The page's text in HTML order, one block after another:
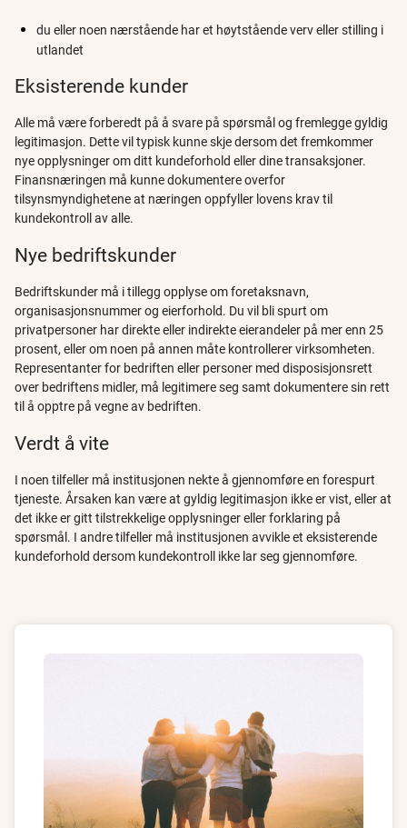
du eller noen nærstående har et høytstående verv eller stilling i
utlandet
Eksisterende kunder
Alle må være forberedt på å svare på spørsmål og fremlegge gyldig
legitimasjon. Dette vil typisk kunne skje dersom det fremkommer
nye opplysninger om ditt kundeforhold eller dine transaksjoner.
Finansnæringen må kunne dokumentere overfor
tilsynsmyndighetene at næringen oppfyller lovens krav til
kundekontroll av alle.
Nye bedriftskunder
Bedriftskunder må i tillegg opplyse om foretaksnavn,
organisasjonsnummer og eierforhold. Du vil bli spurt om
privatpersoner har direkte eller indirekte eierandeler på mer enn 25
prosent, eller om noen på annen måte kontrollerer virksomheten.
Representanter for bedriften eller personer med disposisjonsrett
over bedriftens midler, må legitimere seg samt dokumentere sin rett
til å opptre på vegne av bedriften.
Verdt å vite
I noen tilfeller må institusjonen nekte å gjennomføre en forespurt
tjeneste. Årsaken kan være at gyldig legitimasjon ikke er vist, eller at
det ikke er gitt tilstrekkelige opplysninger eller forklaring på
spørsmål. I andre tilfeller må institusjonen avvikle et eksisterende
kundeforhold dersom kundekontroll ikke lar seg gjennomføre.